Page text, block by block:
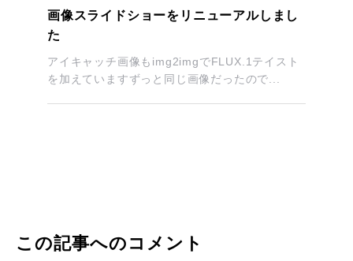
画像スライドショーをリニューアルしまし
た
アイキャッチ画像もimg2imgでFLUX.1テイスト
を加えていますずっと同じ画像だったので...
この記事へのコメント